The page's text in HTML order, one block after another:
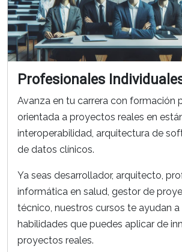
Profesionales
Avanza en tu carrera con formación
orientada a proyectos reales en
interoperabilidad, arquitectura de
de datos clínicos.
Ya seas desarrollador, arquitecto,
informática en salud, gestor de
técnico, nuestros cursos te ayudan
habilidades que puedes aplicar de
proyectos reales.